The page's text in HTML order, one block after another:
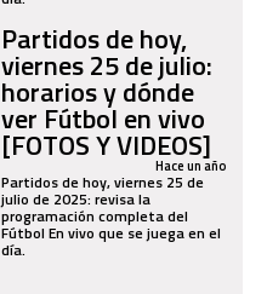
Partidos de hoy,
viernes 25 de julio:
horarios y dónde
ver Fútbol en vivo
[FOTOS Y VIDEOS]
Hace un año
Partidos de hoy, viernes 25 de
julio de 2025: revisa la
programación completa del
Fútbol En vivo que se juega en el
día.